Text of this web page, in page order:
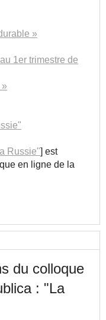
»
1er trimestre de
Russie"] est
en ligne de la
du colloque
: "La